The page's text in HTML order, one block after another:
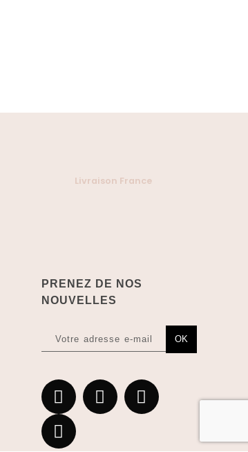
Livraison France
PRENEZ DE NOS
NOUVELLES
OK